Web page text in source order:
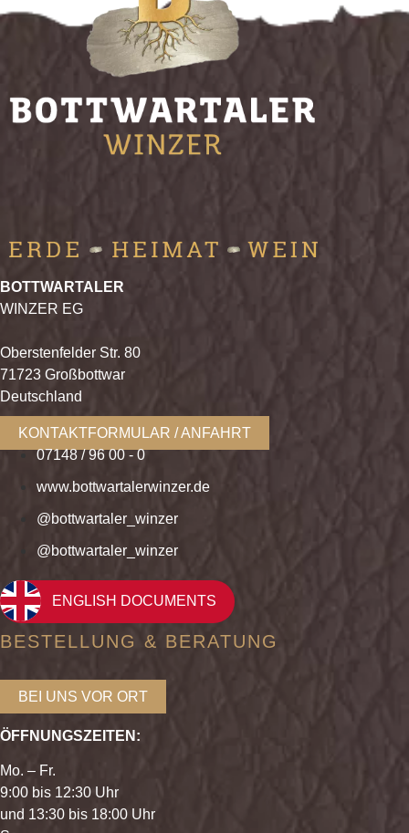
BOTTWARTALER
WINZER EG
Oberstenfelder Str. 80
71723 Großbottwar
Deutschland
KONTAKTFORMULAR / ANFAHRT
07148 / 96 00 - 0
www.bottwartalerwinzer.de
@bottwartaler_winzer
@bottwartaler_winzer
ENGLISH DOCUMENTS
BESTELLUNG & BERATUNG
BEI UNS VOR ORT
ÖFFNUNGSZEITEN:
Mo. – Fr.
9:00 bis 12:30 Uhr
und 13:30 bis 18:00 Uhr